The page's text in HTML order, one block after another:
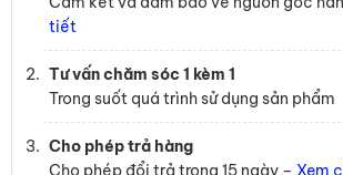
tiết
Tư vấn chăm sóc 1 kèm 1
Trong suốt quá trình sử dụng sản phẩm
Cho phép trả hàng
Cho phép đổi trả trong 15 ngày – Xem